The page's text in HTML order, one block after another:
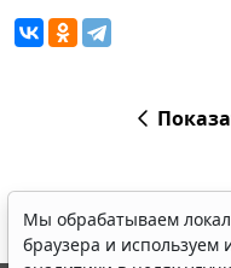
Мы обрабатываем
браузера и используем